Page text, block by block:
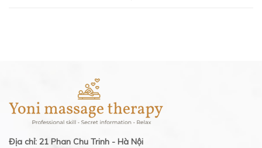
Địa chỉ: 21 Phan Chu Trinh - Hà Nội